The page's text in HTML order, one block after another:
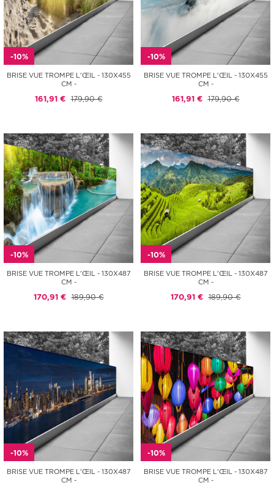
-10%
BRISE VUE TROMPE L'ŒIL - 130X455
CM -
161,91 € 179,90 €
-10%
BRISE VUE TROMPE L'ŒIL - 130X455
CM -
161,91 € 179,90 €
-10%
BRISE VUE TROMPE L'ŒIL - 130X487
CM -
170,91 € 189,90 €
-10%
BRISE VUE TROMPE L'ŒIL - 130X487
CM -
170,91 € 189,90 €
-10%
BRISE VUE TROMPE L'ŒIL - 130X487
CM -
-10%
BRISE VUE TROMPE L'ŒIL - 130X487
CM -